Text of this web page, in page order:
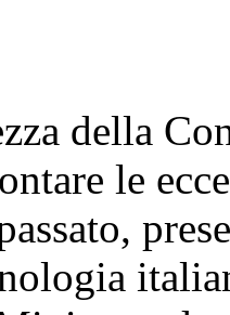
della
le